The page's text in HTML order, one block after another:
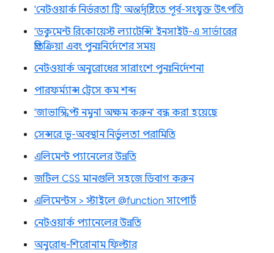
'নেটওয়ার্ক নির্ভরতা ট্রি' অন্তর্দৃষ্টিতে পূর্ব-সংযুক্ত উৎপত্তি
'ডকুমেন্ট রিকোয়েস্ট ল্যাটেন্সি' ইনসাইট-এ সার্ভারের
প্রতিক্রিয়া এবং পুনঃনির্দেশের সময়
নেটওয়ার্ক অনুরোধের সারাংশে পুনঃনির্দেশনা
পারফর্ম্যান্স ট্রেসে কম শব্দ
'জাভাস্ক্রিপ্ট নমুনা অক্ষম করুন' বন্ধ করা হয়েছে
সেন্সরে ভূ-অবস্থান নির্ভুলতা পরামিতি
এলিমেন্ট প্যানেলের উন্নতি
জটিল CSS মানগুলি সহজে ডিবাগ করুন
এলিমেন্টস > স্টাইলে @function সাপোর্ট
নেটওয়ার্ক প্যানেলের উন্নতি
অনুরোধ-শিরোনাম ফিল্টার